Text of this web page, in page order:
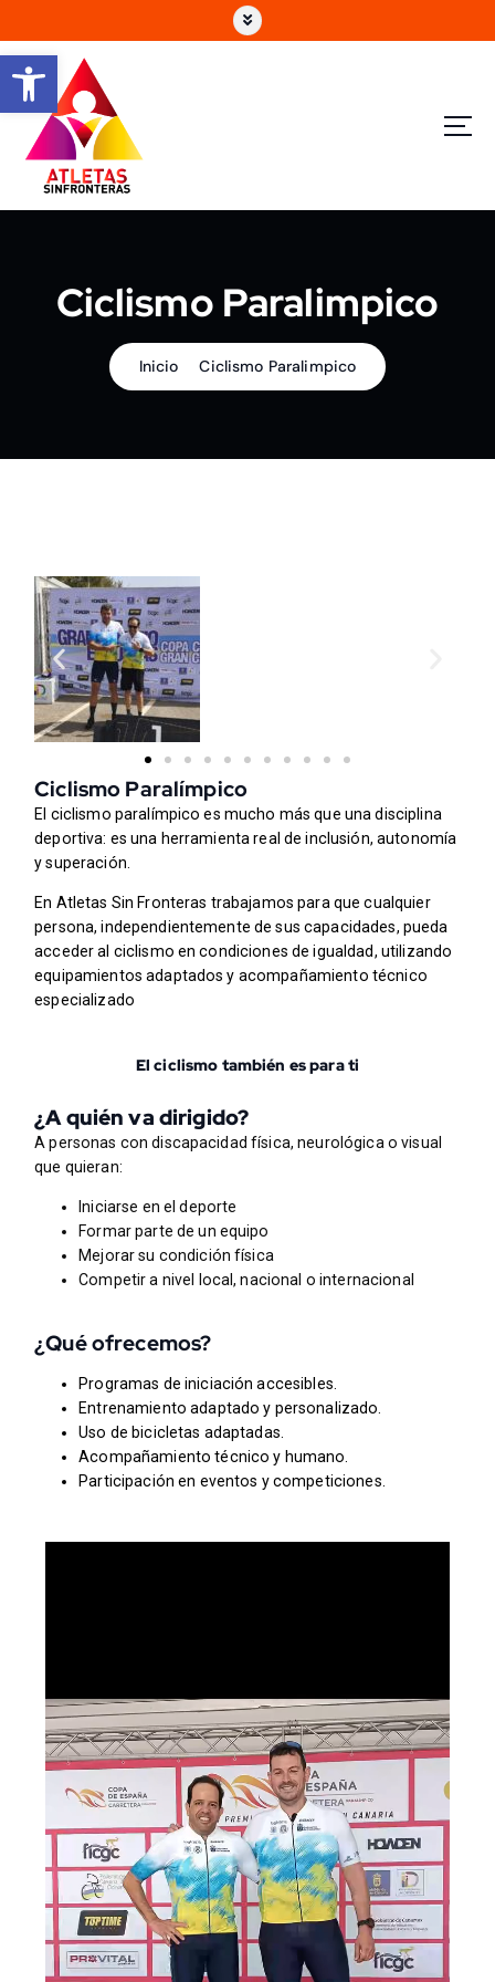
Abrir barra de herramientas
Ciclismo Paralimpico
Inicio Ciclismo Paralimpico
Ciclismo Paralímpico
El ciclismo paralímpico es mucho más que una disciplina
deportiva: es una herramienta real de inclusión, autonomía
y superación.
En Atletas Sin Fronteras trabajamos para que cualquier
persona, independientemente de sus capacidades, pueda
acceder al ciclismo en condiciones de igualdad, utilizando
equipamientos adaptados y acompañamiento técnico
especializado
El ciclismo también es para ti
¿A quién va dirigido?
A personas con discapacidad física, neurológica o visual
que quieran:
Iniciarse en el deporte
Formar parte de un equipo
Mejorar su condición física
Competir a nivel local, nacional o internacional
¿Qué ofrecemos?
Programas de iniciación accesibles.
Entrenamiento adaptado y personalizado.
Uso de bicicletas adaptadas.
Acompañamiento técnico y humano.
Participación en eventos y competiciones.